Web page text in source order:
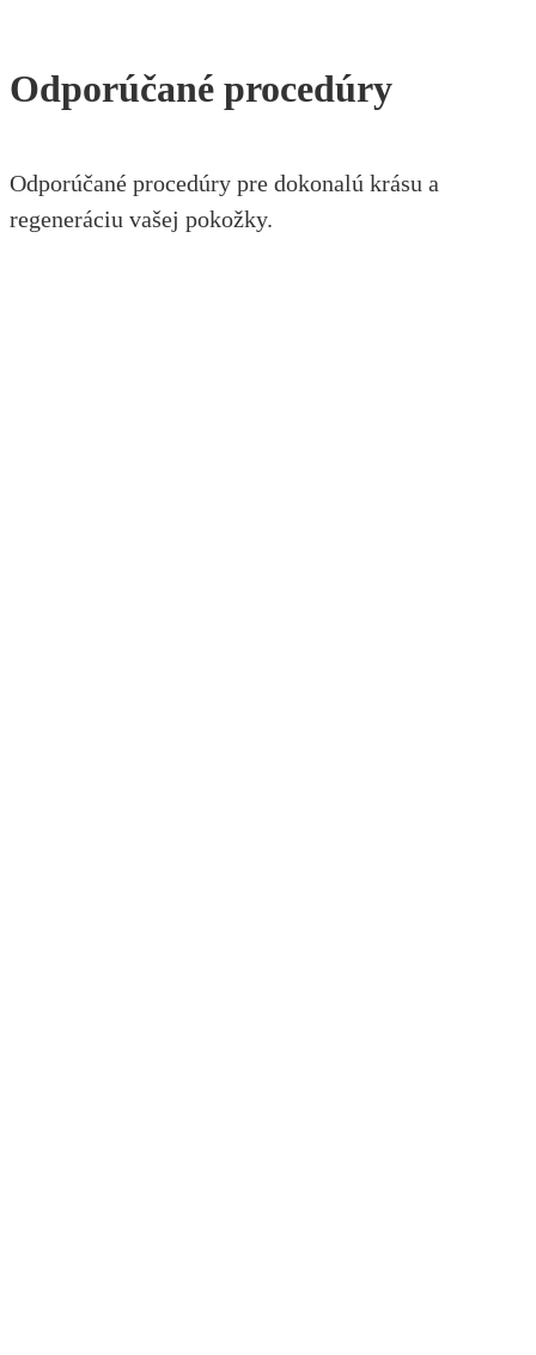
Odporúčané procedúry
Odporúčané procedúry pre dokonalú krásu a
regeneráciu vašej pokožky.